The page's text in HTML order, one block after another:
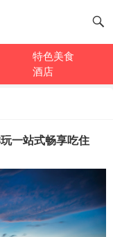
特色美食
酒店
一站式畅享吃住